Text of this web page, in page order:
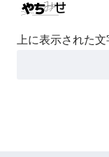
上に表示された